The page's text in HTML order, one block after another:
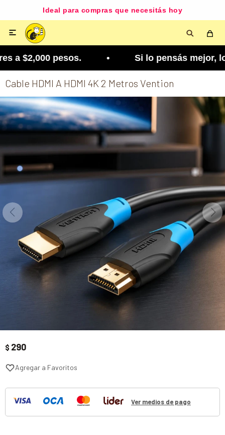
Ideal para compras que necesitás hoy

a $2,000 pesos. • Si lo pensás mejor, lo
Cable HDMI A HDMI 4K 2 Metros Vention
$ 290
Ver medios de pago